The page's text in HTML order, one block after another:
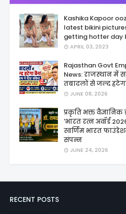
Kashika Kapoor
latest bikini
getting hotter day
APRIL 03, 2023
Rajasthan Govt
News: राजस्थान में
तबादलों से जल्द
JUNE 08, 2026
प्रकृति भक्त वैज्ञानिक
'भारत रत्न अवॉर्ड
स्वर्णिम भारत
संपन्न
JUNE 24, 2026
RECENT POSTS